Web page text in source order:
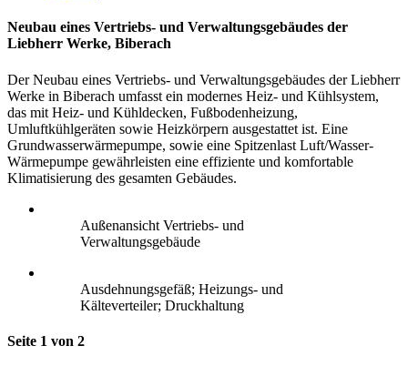
Neubau eines Vertriebs- und Verwaltungsgebäudes der
Liebherr Werke, Biberach
Der Neubau eines Vertriebs- und Verwaltungsgebäudes der Liebherr
Werke in Biberach umfasst ein modernes Heiz- und Kühlsystem,
das mit Heiz- und Kühldecken, Fußbodenheizung,
Umluftkühlgeräten sowie Heizkörpern ausgestattet ist. Eine
Grundwasserwärmepumpe, sowie eine Spitzenlast Luft/Wasser-
Wärmepumpe gewährleisten eine effiziente und komfortable
Klimatisierung des gesamten Gebäudes.
Außenansicht Vertriebs- und
Verwaltungsgebäude
Ausdehnungsgefäß; Heizungs- und
Kälteverteiler; Druckhaltung
Seite 1 von 2